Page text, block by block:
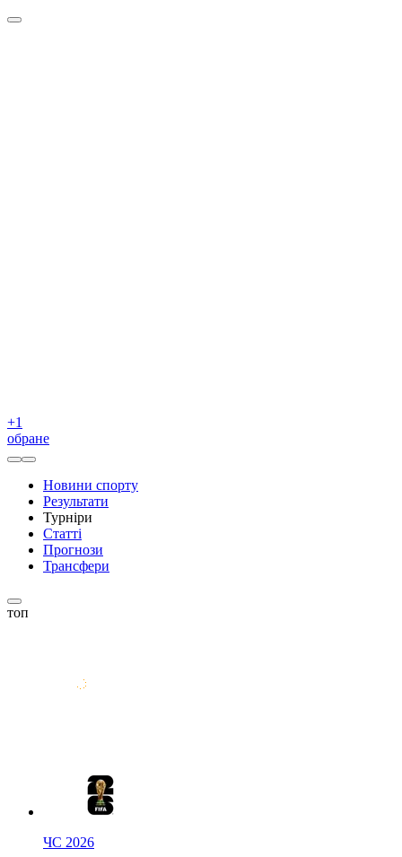
+1
обране
Новини спорту
Результати
Турніри
Статті
Прогнози
Трансфери
топ
ЧС 2026